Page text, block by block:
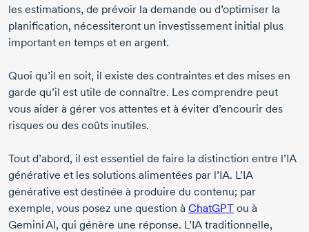
les estimations, de prévoir la demande ou d’optimiser la
planification, nécessiteront un investissement initial plus
important en temps et en argent.
Quoi qu’il en soit, il existe des contraintes et des mises en
garde qu’il est utile de connaître. Les comprendre peut
vous aider à gérer vos attentes et à éviter d’encourir des
risques ou des coûts inutiles.
Tout d’abord, il est essentiel de faire la distinction entre l’IA
générative et les solutions alimentées par l’IA. L’IA
générative est destinée à produire du contenu; par
exemple, vous posez une question à ChatGPT ou à
Gemini AI, qui génère une réponse. L’IA traditionnelle,